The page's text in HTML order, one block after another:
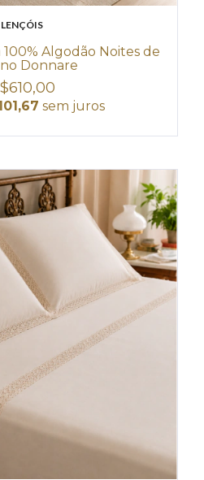
LENÇÓIS
Algodão Noites de
Donnare
sem juros